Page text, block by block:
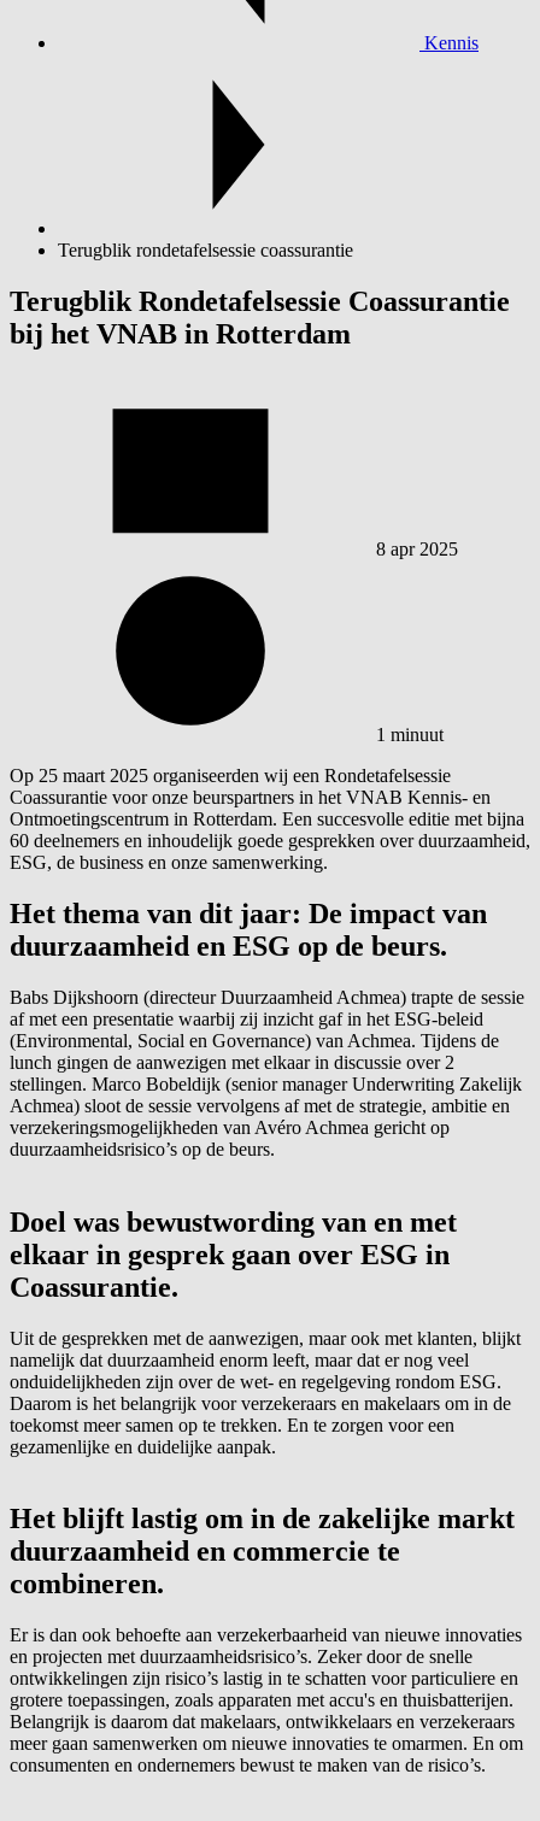
Kennis
Terugblik rondetafelsessie coassurantie
Terugblik Rondetafelsessie Coassurantie
bij het VNAB in Rotterdam
8 apr 2025
1 minuut
Op 25 maart 2025 organiseerden wij een Rondetafelsessie
Coassurantie voor onze beurspartners in het VNAB Kennis- en
Ontmoetingscentrum in Rotterdam. Een succesvolle editie met bijna
60 deelnemers en inhoudelijk goede gesprekken over duurzaamheid,
ESG, de business en onze samenwerking.
Het thema van dit jaar: De impact van
duurzaamheid en ESG op de beurs.
Babs Dijkshoorn (directeur Duurzaamheid Achmea) trapte de sessie
af met een presentatie waarbij zij inzicht gaf in het ESG-beleid
(Environmental, Social en Governance) van Achmea. Tijdens de
lunch gingen de aanwezigen met elkaar in discussie over 2
stellingen. Marco Bobeldijk (senior manager Underwriting Zakelijk
Achmea) sloot de sessie vervolgens af met de strategie, ambitie en
verzekeringsmogelijkheden van Avéro Achmea gericht op
duurzaamheidsrisico’s op de beurs.
Doel was bewustwording van en met
elkaar in gesprek gaan over ESG in
Coassurantie.
Uit de gesprekken met de aanwezigen, maar ook met klanten, blijkt
namelijk dat duurzaamheid enorm leeft, maar dat er nog veel
onduidelijkheden zijn over de wet- en regelgeving rondom ESG.
Daarom is het belangrijk voor verzekeraars en makelaars om in de
toekomst meer samen op te trekken. En te zorgen voor een
gezamenlijke en duidelijke aanpak.
Het blijft lastig om in de zakelijke markt
duurzaamheid en commercie te
combineren.
Er is dan ook behoefte aan verzekerbaarheid van nieuwe innovaties
en projecten met duurzaamheidsrisico’s. Zeker door de snelle
ontwikkelingen zijn risico’s lastig in te schatten voor particuliere en
grotere toepassingen, zoals apparaten met accu's en thuisbatterijen.
Belangrijk is daarom dat makelaars, ontwikkelaars en verzekeraars
meer gaan samenwerken om nieuwe innovaties te omarmen. En om
consumenten en ondernemers bewust te maken van de risico’s.